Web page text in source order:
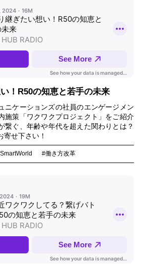
！R50の知恵と若手の未来
ニケーションズの社員のエンゲージメン
施策「ワクワクプロジェクト」をご紹介
繋ぐ、年齢や年代を超えた関わりとは？
寄せ下さい！
#働き方改革